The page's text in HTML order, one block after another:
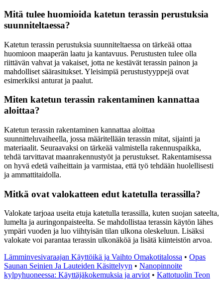
Mitä tulee huomioida katetun terassin perustuksia
suunniteltaessa?
Katetun terassin perustuksia suunniteltaessa on tärkeää ottaa
huomioon maaperän laatu ja kantavuus. Perustusten tulee olla
riittävän vahvat ja vakaiset, jotta ne kestävät terassin painon ja
mahdolliset säärasitukset. Yleisimpiä perustustyyppejä ovat
esimerkiksi anturat ja paalut.
Miten katetun terassin rakentaminen kannattaa
aloittaa?
Katetun terassin rakentaminen kannattaa aloittaa
suunnitteluvaiheella, jossa määritellään terassin mitat, sijainti ja
materiaalit. Seuraavaksi on tärkeää valmistella rakennuspaikka,
tehdä tarvittavat maanrakennustyöt ja perustukset. Rakentamisessa
on hyvä edetä vaiheittain ja varmistaa, että työ tehdään huolellisesti
ja ammattitaidolla.
Mitkä ovat valokatteen edut katetulla terassilla?
Valokate tarjoaa useita etuja katetulla terassilla, kuten suojan sateelta,
lumelta ja auringonpaisteelta. Se mahdollistaa terassin käytön lähes
ympäri vuoden ja luo viihtyisän tilan ulkona oleskeluun. Lisäksi
valokate voi parantaa terassin ulkonäköä ja lisätä kiinteistön arvoa.
Lämminvesivaraajan Käyttöikä ja Vaihto Omakotitalossa • Opas
Saunan Seinien Ja Lauteiden Käsittelyyn • Nanopinnoite
kylpyhuoneessa: Käyttäjäkokemuksia ja arviot• Kattotuolin Teon